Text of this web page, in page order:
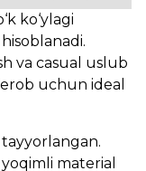
ko‘ylagi
va casual uslub
uchun ideal
tayyorlangan.
material